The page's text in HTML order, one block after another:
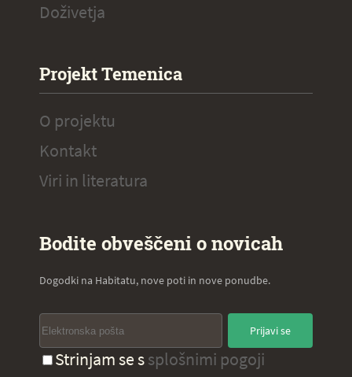
Doživetja
Projekt Temenica
O projektu
Kontakt
Viri in literatura
Bodite obveščeni o novicah
Dogodki na Habitatu, nove poti in nove ponudbe.
Prijavi se
Strinjam se ssplošnimi pogoji